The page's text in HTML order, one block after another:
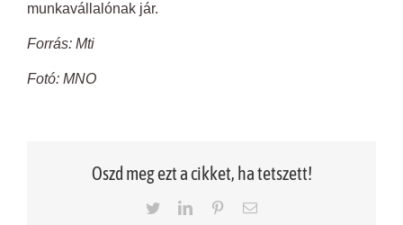
munkavállalónak jár.
Forrás: Mti
Fotó: MNO
Oszd meg ezt a cikket, ha tetszett!
TwitterLinkedInPinterestEmail